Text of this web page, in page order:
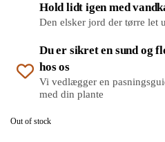
Hold lidt igen med
Den elsker jord der tørre let
Du er sikret en sund og
hos os
Vi vedlægger en
med din plante
Out of stock